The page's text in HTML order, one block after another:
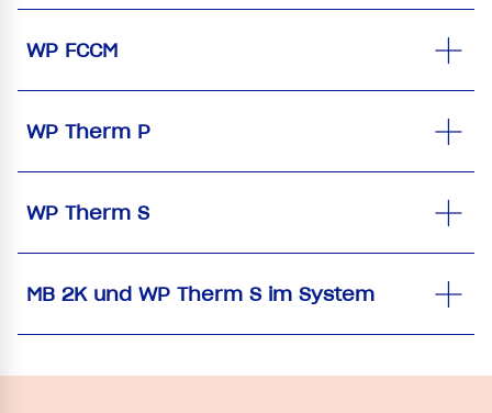
WP FCCM
WP Therm P
WP Therm S
MB 2K und WP Therm S im System